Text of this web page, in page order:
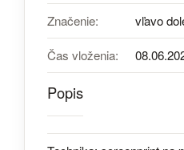
Značenie: vľavo
Čas vloženia:
Popis